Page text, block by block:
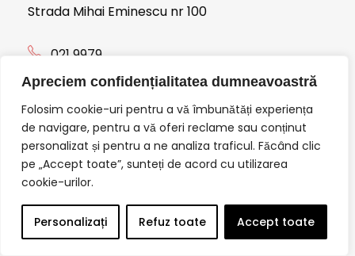
Apreciem confidențialitatea dumneavoastră
Folosim cookie-uri pentru a vă îmbunătăți experiența
de navigare, pentru a vă oferi reclame sau conținut
personalizat și pentru a ne analiza traficul. Făcând clic
pe „Accept toate”, sunteți de acord cu utilizarea
cookie-urilor.
Personalizați Refuz toate Accept toate
Strada Mihai Eminescu nr 100
021 9979
programari@clinicaeminescu100.ro
Utile
Contact
Termeni si conditii